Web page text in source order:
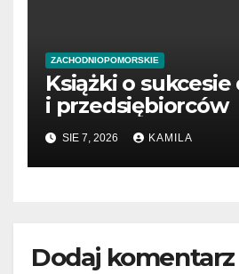
ZACHODNIOPOMORSKIE
Książki o
i przedsiębiorców
SIE 7, 2026 KAMILA
Dodaj komentarz